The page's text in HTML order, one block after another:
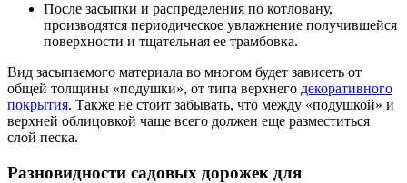
После засыпки и распределения по котловану,
производятся периодическое увлажнение получившейся
поверхности и тщательная ее трамбовка.
Вид засыпаемого материала во многом будет зависеть от
общей толщины «подушки», от типа верхнего декоративного
покрытия. Также не стоит забывать, что между «подушкой» и
верхней облицовкой чаще всего должен еще разместиться
слой песка.
Разновидности садовых дорожек для